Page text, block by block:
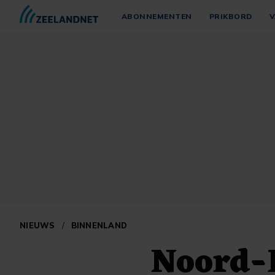
ABONNEMENTEN PRIKBORD
NIEUWS / BINNENLAND